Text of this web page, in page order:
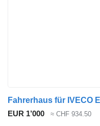
Fahrerhaus für IVECO
EUR 1’000
≈ CHF 934.50